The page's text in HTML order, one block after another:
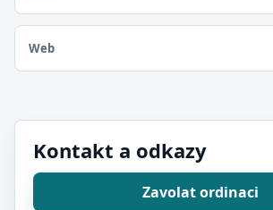
Web
Kontakt a odkazy
Zavolat ordinaci